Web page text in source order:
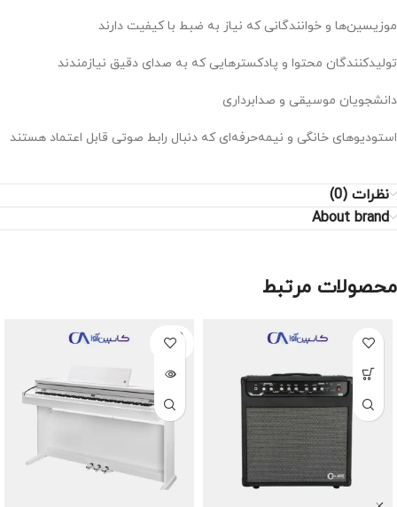
موزیسین‌ها و خوانندگانی که نیاز به ضبط با کیفیت دارند
تولیدکنندگان محتوا و پادکسترهایی که به صدای دقیق نیازمندند
دانشجویان موسیقی و صدابرداری
استودیوهای خانگی و نیمه‌حرفه‌ای که دنبال رابط صوتی قابل اعتماد هستند
نظرات (0)
About brand
محصولات مرتبط
SOLD
OUT